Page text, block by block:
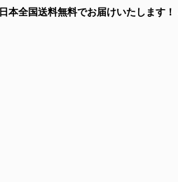
日本全国送料無料でお届けいたします！